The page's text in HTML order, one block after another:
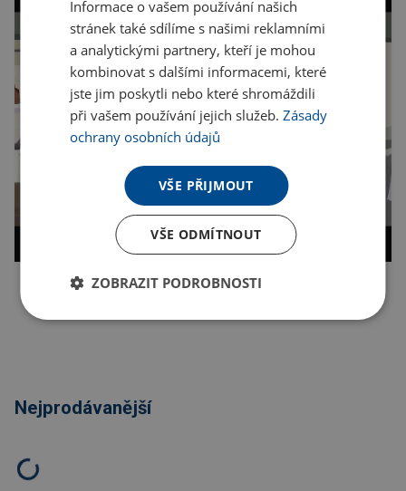
Nejprodávanější
Informace o vašem používání našich
stránek také sdílíme s našimi reklamními
a analytickými partnery, kteří je mohou
kombinovat s dalšími informacemi, které
jste jim poskytli nebo které shromáždili
při vašem používání jejich služeb.Zásady
ochrany osobních údajů
VŠE PŘIJMOUT
VŠE ODMÍTNOUT
ZOBRAZIT PODROBNOSTI